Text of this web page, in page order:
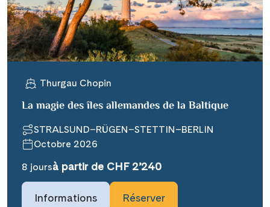
WhatsApp
Telegram
per E-Mail senden
Thurgau Chopin
La magie des îles allemandes de la Baltique
STRALSUND–RÜGEN–STETTIN–BERLIN
Octobre 2026
8 joursà partir de CHF 2’240
Informations Réserver